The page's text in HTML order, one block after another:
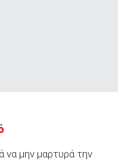
να μην μαρτυρά την